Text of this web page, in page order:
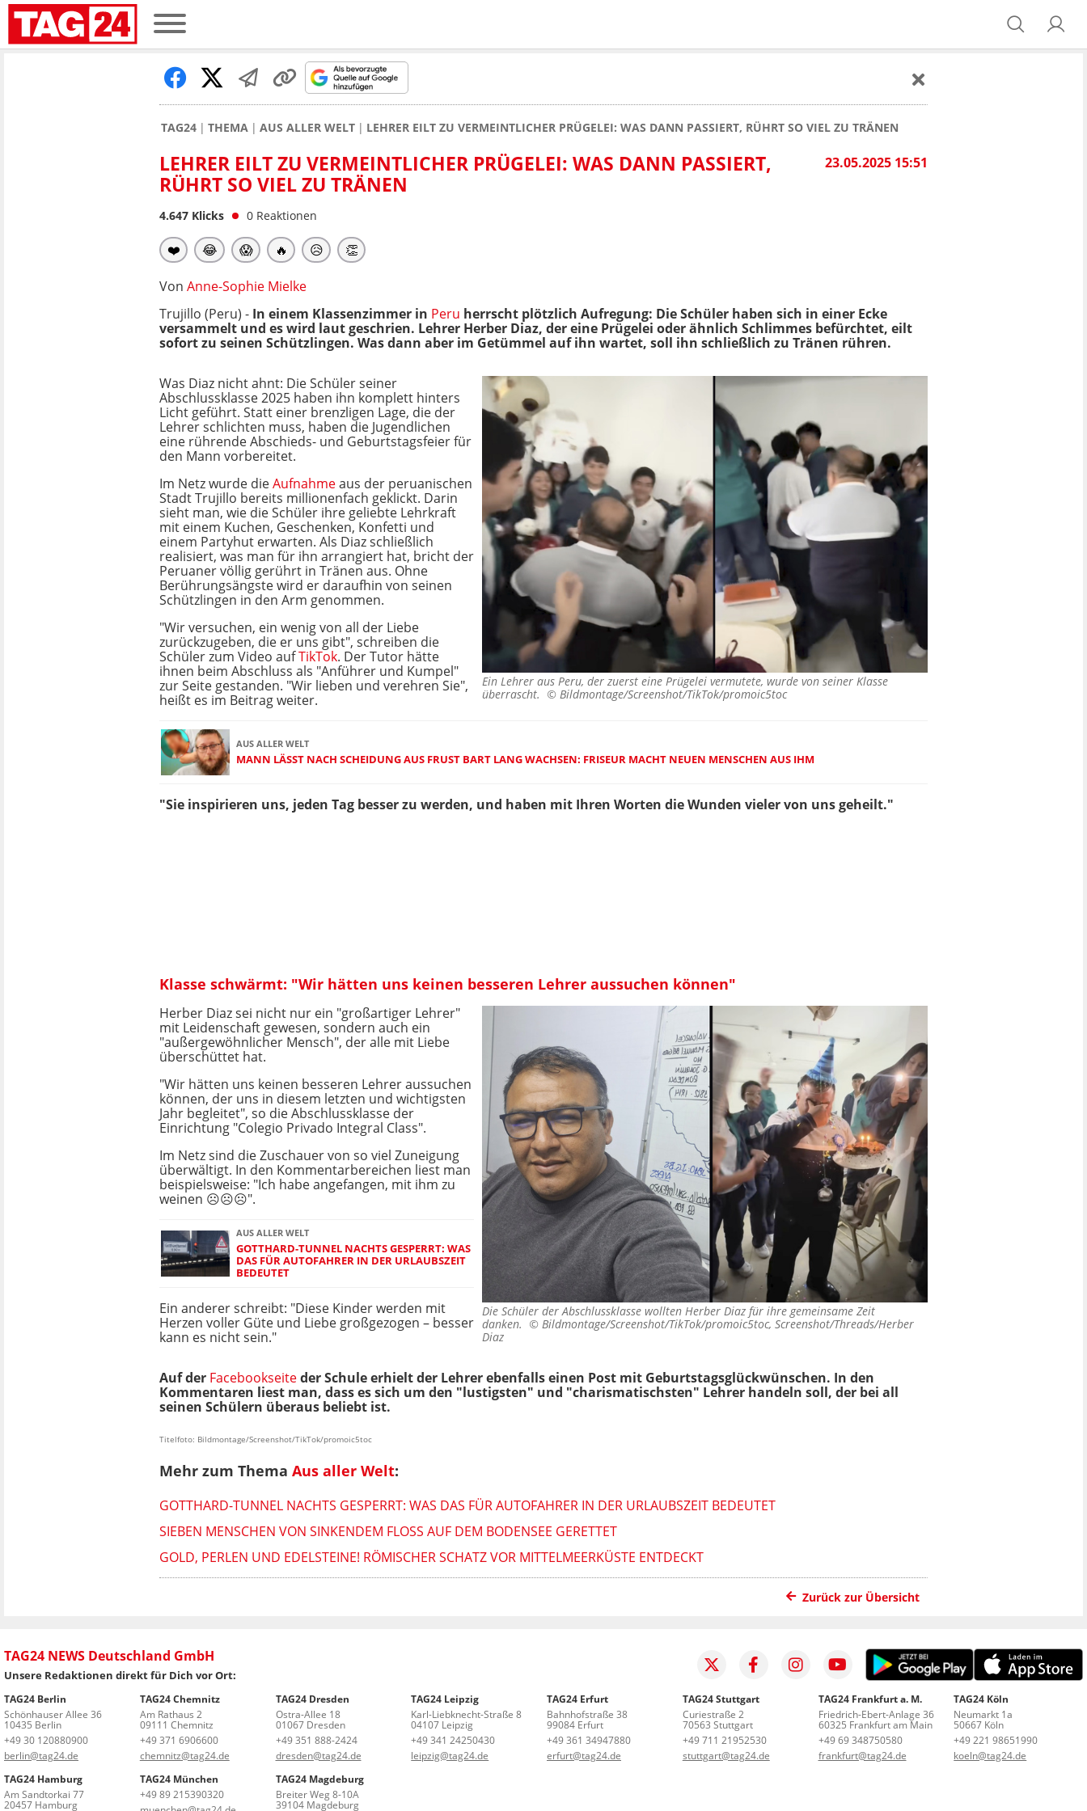
TAG24 THEMA AUS ALLER WELT LEHRER EILT ZU VERMEINTLICHER PRÜGELEI: WAS DANN PASSIERT, RÜHRT SO VIEL ZU TRÄNEN
23.05.2025 15:51
LEHRER EILT ZU VERMEINTLICHER PRÜGELEI: WAS DANN PASSIERT,
RÜHRT SO VIEL ZU TRÄNEN
4.647 Klicks 0 Reaktionen
❤️ 😂 😱 🔥 😥 👏
Von Anne-Sophie Mielke
Trujillo (Peru) - In einem Klassenzimmer in Peru herrscht plötzlich Aufregung: Die Schüler haben sich in einer Ecke
versammelt und es wird laut geschrien. Lehrer Herber Diaz, der eine Prügelei oder ähnlich Schlimmes befürchtet, eilt
sofort zu seinen Schützlingen. Was dann aber im Getümmel auf ihn wartet, soll ihn schließlich zu Tränen rühren.
Ein Lehrer aus Peru, der zuerst eine Prügelei vermutete, wurde von seiner Klasse
überrascht. © Bildmontage/Screenshot/TikTok/promoic5toc
Was Diaz nicht ahnt: Die Schüler seiner
Abschlussklasse 2025 haben ihn komplett hinters
Licht geführt. Statt einer brenzligen Lage, die der
Lehrer schlichten muss, haben die Jugendlichen
eine rührende Abschieds- und Geburtstagsfeier für
den Mann vorbereitet.
Im Netz wurde dieAufnahmeaus der peruanischen
Stadt Trujillo bereits millionenfach geklickt. Darin
sieht man, wie die Schüler ihre geliebte Lehrkraft
mit einem Kuchen, Geschenken, Konfetti und
einem Partyhut erwarten. Als Diaz schließlich
realisiert, was man für ihn arrangiert hat, bricht der
Peruaner völlig gerührt in Tränen aus. Ohne
Berührungsängste wird er daraufhin von seinen
Schützlingen in den Arm genommen.
"Wir versuchen, ein wenig von all der Liebe
zurückzugeben, die er uns gibt", schreiben die
Schüler zum Video aufTikTok. Der Tutor hätte
ihnen beim Abschluss als "Anführer und Kumpel"
zur Seite gestanden. "Wir lieben und verehren Sie",
heißt es im Beitrag weiter.
AUS ALLER WELT
MANN LÄSST NACH SCHEIDUNG AUS FRUST BART LANG WACHSEN: FRISEUR MACHT NEUEN MENSCHEN AUS IHM
"Sie inspirieren uns, jeden Tag besser zu werden, und haben mit Ihren Worten die Wunden vieler von uns geheilt."
Klasse schwärmt: "Wir hätten uns keinen besseren Lehrer aussuchen können"
Die Schüler der Abschlussklasse wollten Herber Diaz für ihre gemeinsame Zeit
danken. © Bildmontage/Screenshot/TikTok/promoic5toc, Screenshot/Threads/Herber
Diaz
Herber Diaz sei nicht nur ein "großartiger Lehrer"
mit Leidenschaft gewesen, sondern auch ein
"außergewöhnlicher Mensch", der alle mit Liebe
überschüttet hat.
"Wir hätten uns keinen besseren Lehrer aussuchen
können, der uns in diesem letzten und wichtigsten
Jahr begleitet", so die Abschlussklasse der
Einrichtung "Colegio Privado Integral Class".
Im Netz sind die Zuschauer von so viel Zuneigung
überwältigt. In den Kommentarbereichen liest man
beispielsweise: "Ich habe angefangen, mit ihm zu
weinen ☹️☹️☹️".
AUS ALLER WELT
GOTTHARD-TUNNEL NACHTS GESPERRT: WAS
DAS FÜR AUTOFAHRER IN DER URLAUBSZEIT
BEDEUTET
Ein anderer schreibt: "Diese Kinder werden mit
Herzen voller Güte und Liebe großgezogen – besser
kann es nicht sein."
Auf der Facebookseiteder Schule erhielt der Lehrer ebenfalls einen Post mit Geburtstagsglückwünschen. In den
Kommentaren liest man, dass es sich um den "lustigsten" und "charismatischsten" Lehrer handeln soll, der bei all
seinen Schülern überaus beliebt ist.
Titelfoto: Bildmontage/Screenshot/TikTok/promoic5toc
Mehr zum Thema Aus aller Welt:
GOTTHARD-TUNNEL NACHTS GESPERRT: WAS DAS FÜR AUTOFAHRER IN DER URLAUBSZEIT BEDEUTET
SIEBEN MENSCHEN VON SINKENDEM FLOSS AUF DEM BODENSEE GERETTET
GOLD, PERLEN UND EDELSTEINE! RÖMISCHER SCHATZ VOR MITTELMEERKÜSTE ENTDECKT
Zurück zur Übersicht
TAG24 NEWS Deutschland GmbH
Unsere Redaktionen direkt für Dich vor Ort:
TAG24 Berlin
Schönhauser Allee 36
10435 Berlin
+49 30 120880900
berlin@tag24.de
TAG24 Chemnitz
Am Rathaus 2
09111 Chemnitz
+49 371 6906600
chemnitz@tag24.de
TAG24 Dresden
Ostra-Allee 18
01067 Dresden
+49 351 888-2424
dresden@tag24.de
TAG24 Leipzig
Karl-Liebknecht-Straße 8
04107 Leipzig
+49 341 24250430
leipzig@tag24.de
TAG24 Erfurt
Bahnhofstraße 38
99084 Erfurt
+49 361 34947880
erfurt@tag24.de
TAG24 Stuttgart
Curiestraße 2
70563 Stuttgart
+49 711 21952530
stuttgart@tag24.de
TAG24 Frankfurt a. M.
Friedrich-Ebert-Anlage 36
60325 Frankfurt am Main
+49 69 348750580
frankfurt@tag24.de
TAG24 Köln
Neumarkt 1a
50667 Köln
+49 221 98651990
koeln@tag24.de
TAG24 Hamburg
Am Sandtorkai 77
20457 Hamburg
TAG24 München
+49 89 215390320
TAG24 Magdeburg
Breiter Weg 8-10A
39104 Magdeburg